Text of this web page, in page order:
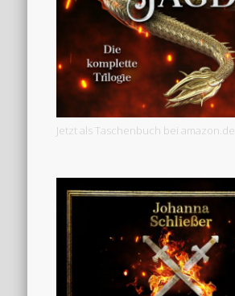
Jetzt als Taschenbuch bei amazon.de